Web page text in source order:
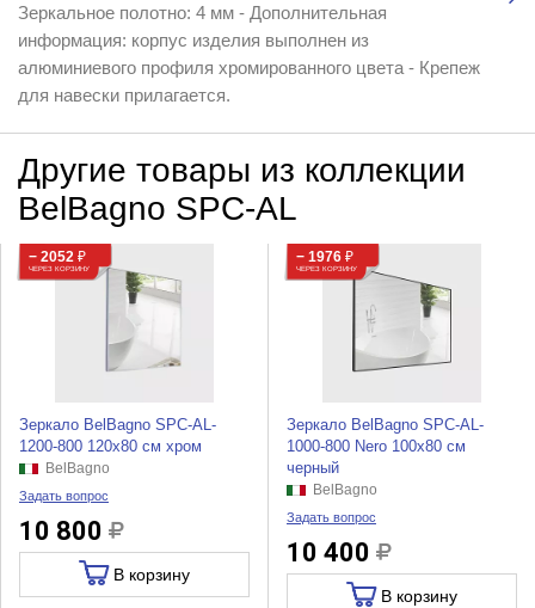
Зеркальное полотно: 4 мм - Дополнительная
информация: корпус изделия выполнен из
алюминиевого профиля хромированного цвета - Крепеж
для навески прилагается.
Другие товары из коллекции
BelBagno SPC-AL
− 2052 ₽
ЧЕРЕЗ КОРЗИНУ
Зеркало BelBagno SPC-AL-
1200-800 120x80 см хром
BelBagno
Задать вопрос
10 800
В корзину
− 1976 ₽
ЧЕРЕЗ КОРЗИНУ
Зеркало BelBagno SPC-AL-
1000-800 Nero 100x80 см
черный
BelBagno
Задать вопрос
10 400
В корзину